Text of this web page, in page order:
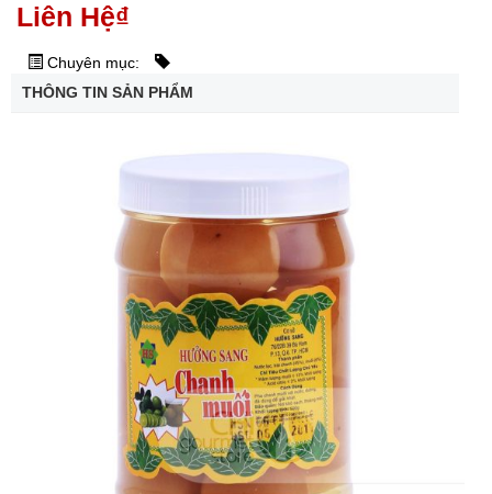
Liên Hệ₫
Chuyên mục:
THÔNG TIN SẢN PHẨM